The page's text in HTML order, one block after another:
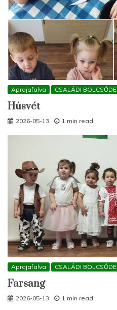
Aprajafalva CSALÁDI BÖLCSŐDE
Húsvét
2026-05-13 1 min read
Aprajafalva CSALÁDI BÖLCSŐDE
Farsang
2026-05-13 1 min read